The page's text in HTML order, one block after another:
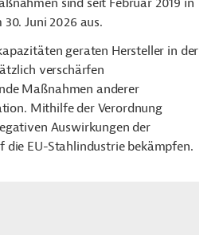
sind seit Februar 2019 in
Juni 2026 aus.
geraten Hersteller in der
verschärfen
Maßnahmen anderer
Mithilfe der Verordnung
Auswirkungen der
die EU-Stahlindustrie bekämpfen.